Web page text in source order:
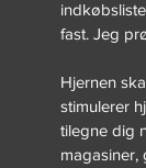
fast. Jeg
Hjernen
stimulerer
tilegne dig
magasiner,